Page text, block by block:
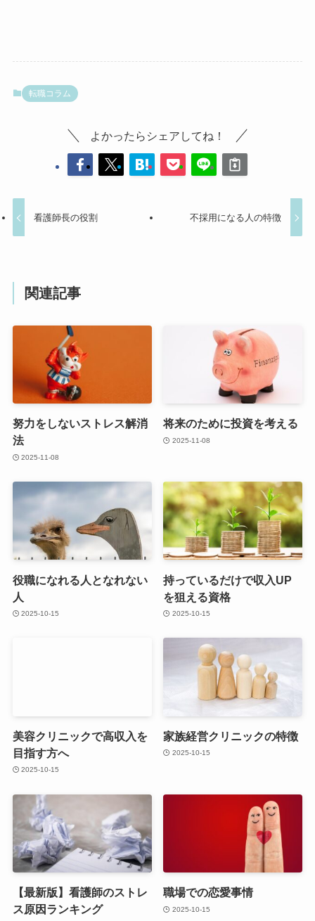
転職コラム
よかったらシェアしてね！
看護師長の役割 不採用になる人の特徴
関連記事
努力をしないストレス解消
法
2025-11-08
将来のために投資を考える
2025-11-08
役職になれる人となれない
人
2025-10-15
持っているだけで収入UP
を狙える資格
2025-10-15
美容クリニックで高収入を
目指す方へ
2025-10-15
家族経営クリニックの特徴
2025-10-15
【最新版】看護師のストレ
ス原因ランキング
職場での恋愛事情
2025-10-15